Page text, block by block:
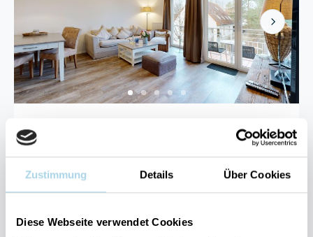
Zustimmung Details Über Cookies
Diese Webseite verwendet Cookies
Next
Bel Vital 04
4 Gäste 1 Schlafzimmer 55 m²
Sauna Strand: 50m Kostenloser Parkplatz